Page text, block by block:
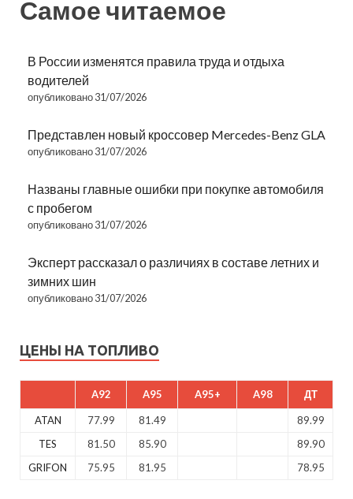
Самое читаемое
В России изменятся правила труда и отдыха
водителей
опубликовано 31/07/2026
Представлен новый кроссовер Mercedes-Benz GLA
опубликовано 31/07/2026
Названы главные ошибки при покупке автомобиля
с пробегом
опубликовано 31/07/2026
Эксперт рассказал о различиях в составе летних и
зимних шин
опубликовано 31/07/2026
ЦЕНЫ НА ТОПЛИВО
A92 A95 A95+ A98 ДТ
ATAN 77.99 81.49
89.99
TES
81.50 85.90
89.90
GRIFON
75.95 81.95 78.95